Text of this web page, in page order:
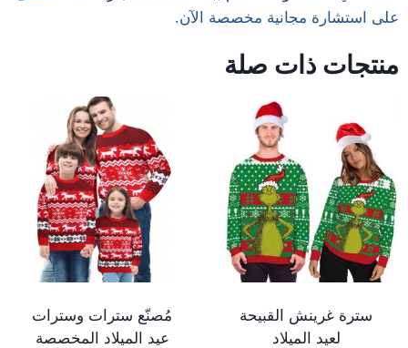
على استشارة مجانية مخصصة الآن.
منتجات ذات صلة
سترة غرينش القبيحة
لعيد الميلاد
مُصنّع سترات وسترات
عيد الميلاد المخصصة